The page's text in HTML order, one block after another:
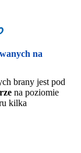
na
brany jest pod
na poziomie
kilka